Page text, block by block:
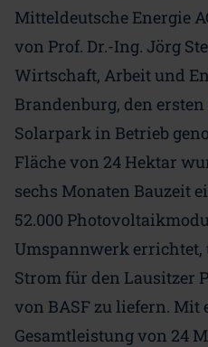
Mitteldeutsche Energie
von Prof. Dr.-Ing. Jörg
Wirtschaft, Arbeit und
Brandenburg, den
Solarpark in Betrieb
Fläche von 24 Hektar
sechs Monaten Bauzeit
52.000
Umspannwerk
Strom für den Lausitzer
von BASF zu liefern.
Gesamtleistung von 24